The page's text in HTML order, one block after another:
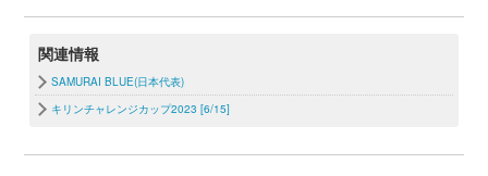
関連情報
SAMURAI BLUE(日本代表)
キリンチャレンジカップ2023 [6/15]